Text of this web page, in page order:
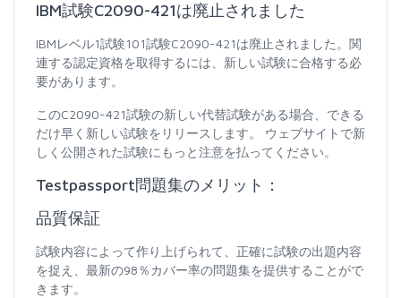
IBM試験C2090-421は廃止されました
IBMレベル1試験101試験C2090-421は廃止されました。関
連する認定資格を取得するには、新しい試験に合格する必
要があります。
このC2090-421試験の新しい代替試験がある場合、できる
だけ早く新しい試験をリリースします。 ウェブサイトで新
しく公開された試験にもっと注意を払ってください。
Testpassport問題集のメリット：
品質保証
試験内容によって作り上げられて、正確に試験の出題内容
を捉え、最新の98％カバー率の問題集を提供することがで
きます。